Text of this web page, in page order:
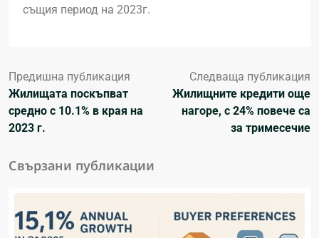
същия период на 2023г.
Предишна публикация
Жилищата поскъпват
средно с 10.1% в края на
2023 г.
Следваща публикация
Жилищните кредити още
нагоре, с 24% повече са
за тримесечие
Свързани публикации